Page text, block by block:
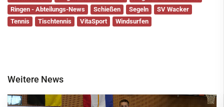
Ringen - Abteilungs-News
Schießen Segeln
SV Wacker
Tennis
Tischtennis VitaSport Windsurfen
Weitere News